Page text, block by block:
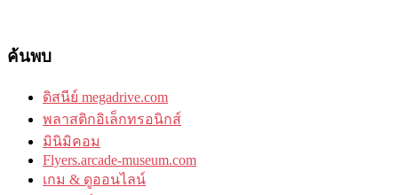
ค้นพบ
ดิสนีย์ megadrive.com
พลาสติกอิเล็กทรอนิกส์
มินิมิคอม
Flyers.arcade-museum.com
เกม & ดูออนไลน์